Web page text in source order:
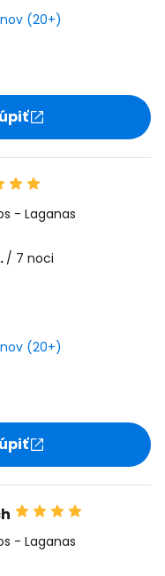
(20+)
- Laganas
/ 7 noci
(20+)
- Laganas